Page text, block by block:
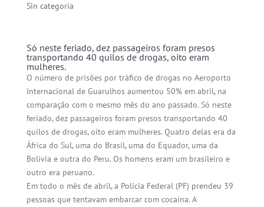
Sin categoría
Só neste feriado, dez passageiros foram presos
transportando 40 quilos de drogas, oito eram
mulheres.
O número de prisões por tráfico de drogas no Aeroporto
Internacional de Guarulhos aumentou 50% em abril, na
comparação com o mesmo mês do ano passado. Só neste
feriado, dez passageiros foram presos transportando 40
quilos de drogas, oito eram mulheres. Quatro delas era da
África do Sul, uma do Brasil, uma do Equador, uma da
Bolívia e outra do Peru. Os homens eram um brasileiro e
outro era peruano.
Em todo o mês de abril, a Polícia Federal (PF) prendeu 39
pessoas que tentavam embarcar com cocaína. A